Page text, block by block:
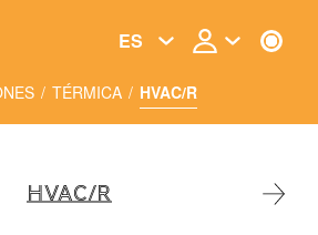
ES
/ TÉRMICA / HVAC/R
HVAC/R